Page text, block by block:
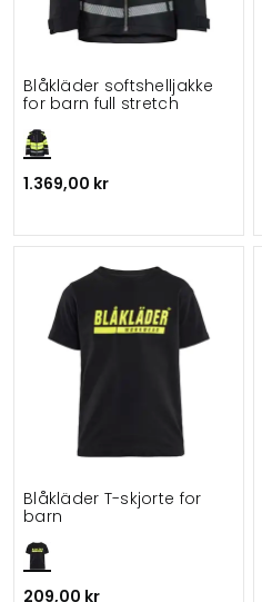
Blåkläder softshelljakke
for barn full stretch
1.369,00 kr
Blåkläder T-skjorte for
barn
209,00 kr